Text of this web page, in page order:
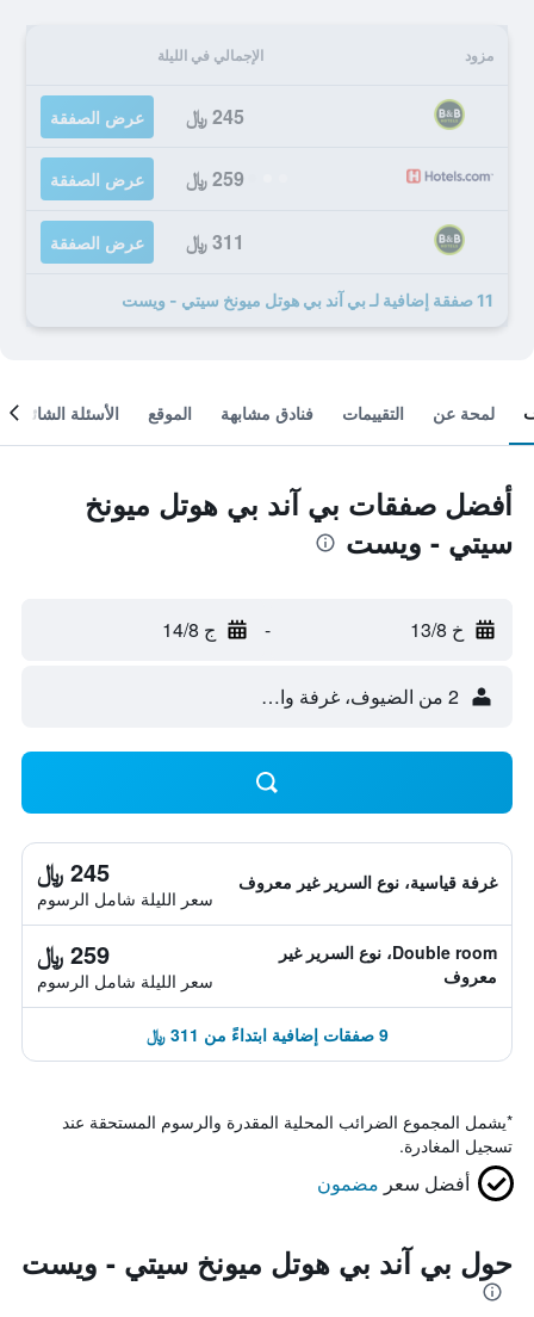
مزود الإجمالي في الليلة
245 ﷼ عرض الصفقة
259 ﷼ عرض الصفقة
311 ﷼ عرض الصفقة
11 صفقة إضافية لـ بي آند بي هوتل ميونخ سيتي - ويست
لمحة عن التقييمات فنادق مشابهة الموقع الأسئلة الشائعة
أفضل صفقات بي آند بي هوتل ميونخ
سيتي - ويست
خ 13/8 - ج 14/8
2 من الضيوف، غرفة واحدة
غرفة قياسية، نوع السرير غير معروف 245 ﷼
سعر الليلة شامل الرسوم
Double room، نوع السرير غير
معروف
259 ﷼
سعر الليلة شامل الرسوم
9 صفقات إضافية ابتداءً من 311 ﷼
*يشمل المجموع الضرائب المحلية المقدرة والرسوم المستحقة عند
تسجيل المغادرة.
أفضل سعر مضمون
حول بي آند بي هوتل ميونخ سيتي - ويست